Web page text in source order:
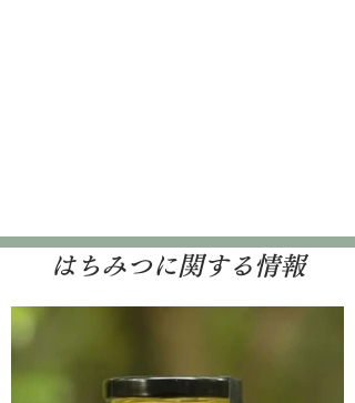
​はちみつに関する情報